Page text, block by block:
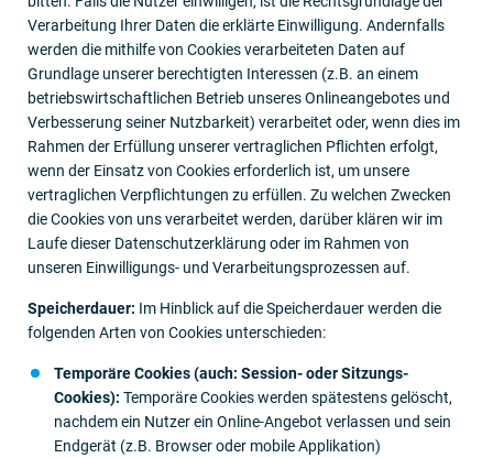
Verarbeitung Ihrer Daten die erklärte Einwilligung. Andernfalls
werden die mithilfe von Cookies verarbeiteten Daten auf
Grundlage unserer berechtigten Interessen (z.B. an einem
betriebswirtschaftlichen Betrieb unseres Onlineangebotes und
Verbesserung seiner Nutzbarkeit) verarbeitet oder, wenn dies im
Rahmen der Erfüllung unserer vertraglichen Pflichten erfolgt,
wenn der Einsatz von Cookies erforderlich ist, um unsere
vertraglichen Verpflichtungen zu erfüllen. Zu welchen Zwecken
die Cookies von uns verarbeitet werden, darüber klären wir im
Laufe dieser Datenschutzerklärung oder im Rahmen von
unseren Einwilligungs- und Verarbeitungsprozessen auf.
Speicherdauer: Im Hinblick auf die Speicherdauer werden die
folgenden Arten von Cookies unterschieden:
Temporäre Cookies (auch: Session- oder Sitzungs-
Cookies): Temporäre Cookies werden spätestens gelöscht,
nachdem ein Nutzer ein Online-Angebot verlassen und sein
Endgerät (z.B. Browser oder mobile Applikation)